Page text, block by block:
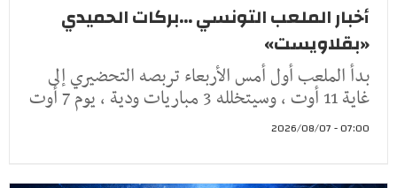
أخبار الملعب التونسي ...بركات الحميدي
«بقلاويست»
بدأ الملعب أول أمس الأربعاء تربصه التحضيري إلى
غاية 11 أوت ، وسيتخلله 3 مباريات ودية ، يوم 7 أوت
07:00 - 2026/08/07